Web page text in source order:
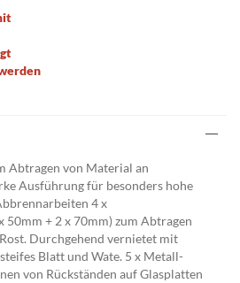
Abtragen von Material an
Ausführung für besonders hohe
4 x
50mm + 2 x 70mm) zum Abtragen
Durchgehend vernietet mit
Blatt und Wate. 5 x Metall-
von Rückständen auf Glasplatten